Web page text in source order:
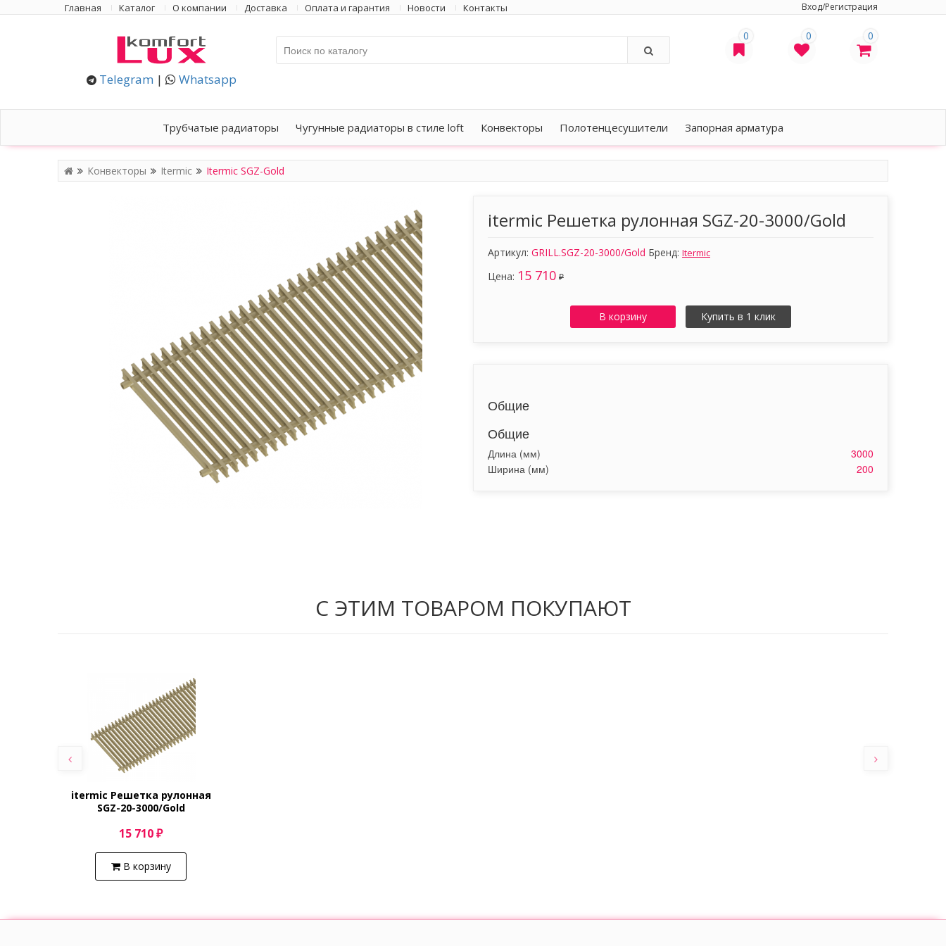
Главная Каталог О компании Доставка Оплата и гарантия Новости Контакты Вход/Регистрация
Telegram | Whatsapp
0 0 0
Трубчатые радиаторы Чугунные радиаторы в стиле loft Конвекторы Полотенцесушители Запорная арматура
Конвекторы Itermic Itermic SGZ-Gold
itermic Решетка рулонная SGZ-20-3000/Gold
Артикул: GRILL.SGZ-20-3000/Gold Бренд: Itermic
Цена: 15 710 ₽
В корзину Купить в 1 клик
Общие
Общие
Длина (мм)
3000
Ширина (мм)
200
С ЭТИМ ТОВАРОМ ПОКУПАЮТ
itermic Решетка рулонная
SGZ-20-3000/Gold
15 710 ₽
В корзину